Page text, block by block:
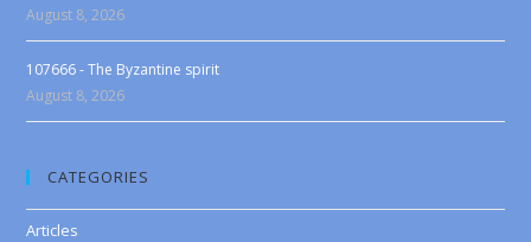
August 8, 2026
107666 - The Byzantine spirit
August 8, 2026
CATEGORIES
Articles